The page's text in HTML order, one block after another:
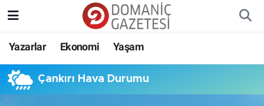
Yazarlar Ekonomi Yaşam
Çankırı Hava Durumu